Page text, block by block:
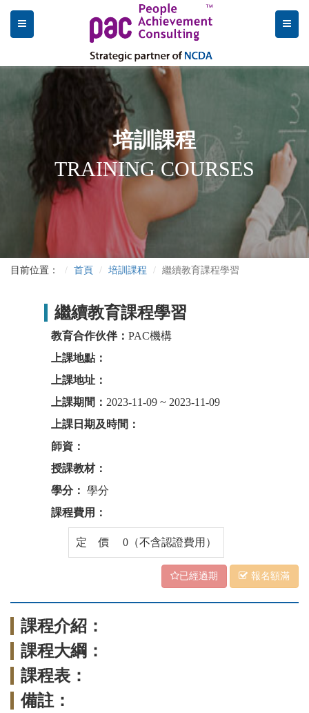
培訓課程
TRAINING COURSES
目前位置： 首頁 培訓課程 繼續教育課程學習
繼續教育課程學習
教育合作伙伴： PAC機構
上課地點：
上課地址：
上課期間： 2023-11-09 ~ 2023-11-09
上課日期及時間：
師資：
授課教材：
學分： 學分
課程費用：
定 價 0（不含認證費用）
已經過期 報名額滿
課程介紹：
課程大綱：
課程表：
備註：